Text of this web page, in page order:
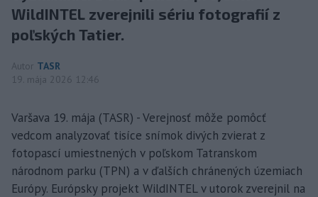
WildINTEL zverejnili sériu fotografií z
poľských Tatier.
Autor TASR
19. mája 2026 12:46
Varšava 19. mája (TASR) - Verejnosť môže pomôcť
vedcom analyzovať tisíce snímok divých zvierat z
fotopascí umiestnených v poľskom Tatranskom
národnom parku (TPN) a v ďalších chránených územiach
Európy. Európsky projekt WildINTEL v utorok zverejnil na